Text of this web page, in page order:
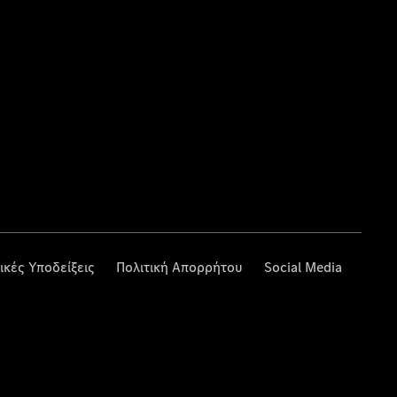
Υποδείξεις Πολιτική Απορρήτου Social Media